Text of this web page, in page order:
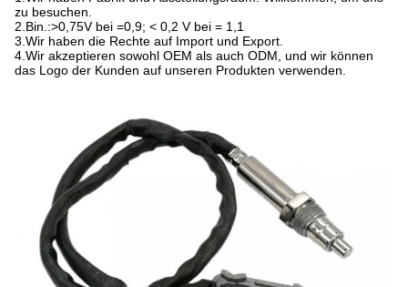
zu besuchen.
2. Bin.:>0,75V bei =0,9; < 0,2 V bei = 1,1
3. Wir haben die Rechte auf Import und Export.
4. Wir akzeptieren sowohl OEM als auch ODM, und wir können
das Logo der Kunden auf unseren Produkten verwenden.